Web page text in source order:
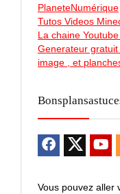
PlaneteNumérique
Tutos Videos
La chaine
Generateur
image , et
Vous pouvez aller